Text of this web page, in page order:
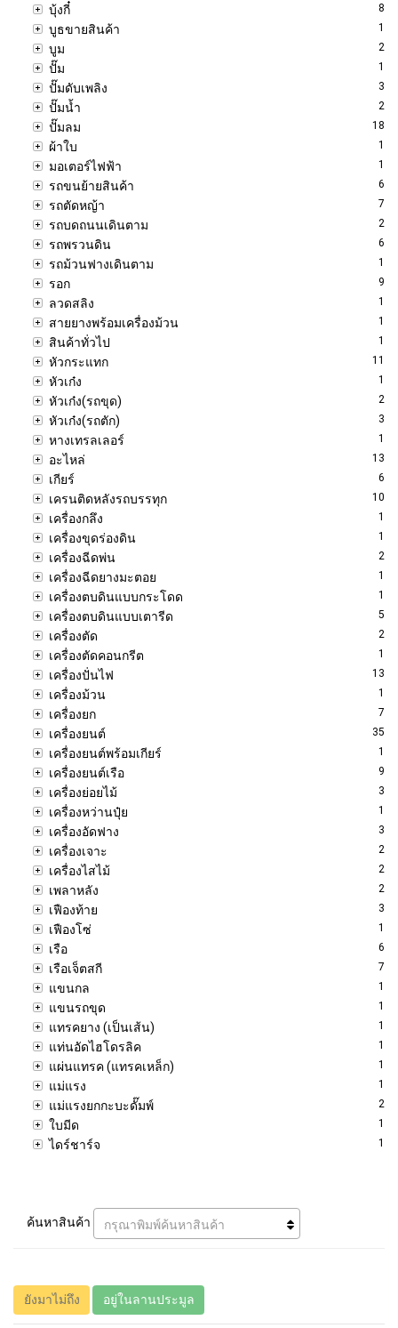
บุ้งกี๋ 8
บูธขายสินค้า 1
บูม 2
ปั๊ม 1
ปั๊มดับเพลิง 3
ปั๊มน้ำ 2
ปั๊มลม 18
ผ้าใบ 1
มอเตอร์ไฟฟ้า 1
รถขนย้ายสินค้า 6
รถตัดหญ้า 7
รถบดถนนเดินตาม 2
รถพรวนดิน 6
รถม้วนฟางเดินตาม 1
รอก 9
ลวดสลิง 1
สายยางพร้อมเครื่องม้วน 1
สินค้าทั่วไป 1
หัวกระแทก 11
หัวเก๋ง 1
หัวเก๋ง(รถขุด) 2
หัวเก๋ง(รถตัก) 3
หางเทรลเลอร์ 1
อะไหล่ 13
เกียร์ 6
เครนติดหลังรถบรรทุก 10
เครื่องกลึง 1
เครื่องขุดร่องดิน 1
เครื่องฉีดพ่น 2
เครื่องฉีดยางมะตอย 1
เครื่องตบดินแบบกระโดด 1
เครื่องตบดินแบบเตารีด 5
เครื่องตัด 2
เครื่องตัดคอนกรีต 1
เครื่องปั่นไฟ 13
เครื่องม้วน 1
เครื่องยก 7
เครื่องยนต์ 35
เครื่องยนต์พร้อมเกียร์ 1
เครื่องยนต์เรือ 9
เครื่องย่อยไม้ 3
เครื่องหว่านปุ๋ย 1
เครื่องอัดฟาง 3
เครื่องเจาะ 2
เครื่องไสไม้ 2
เพลาหลัง 2
เฟืองท้าย 3
เฟืองโซ่ 1
เรือ 6
เรือเจ็ตสกี 7
แขนกล 1
แขนรถขุด 1
แทรคยาง (เป็นเส้น) 1
แท่นอัดไฮโดรลิค 1
แผ่นแทรค (แทรคเหล็ก) 1
แม่แรง 1
แม่แรงยกกะบะดั๊มพ์ 2
ใบมีด 1
ไดร์ชาร์จ 1
ค้นหาสินค้า กรุณาพิมพ์ค้นหาสินค้า
ยังมาไม่ถึง อยู่ในลานประมูล